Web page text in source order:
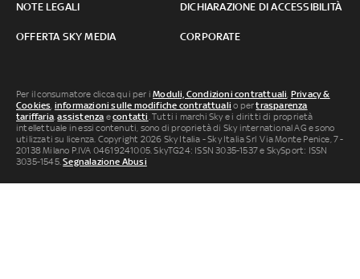
NOTE LEGALI DICHIARAZIONE DI ACCESSIBILITÀ
OFFERTA SKY MEDIA CORPORATE
Per il consumatore clicca qui per iModuli, Condizioni contrattuali, Privacy &
Cookies, informazioni sulle modifiche contrattuali o pertrasparenza
tariffaria,assistenza econtatti. Tutti i marchi Sky e i diritti di proprietà
intellettuale in essi contenuti, sono di proprietà di Sky international AG e sono
utilizzati su licenza. Copyright 2026 Sky Italia - Sky Italia Srl Via Monte Penice, 7 -
20138 Milano P.IVA 04619241005. SkyTG24: ISSN 3035-1537 e SkySport: ISSN
3035-1545.Segnalazione Abusi